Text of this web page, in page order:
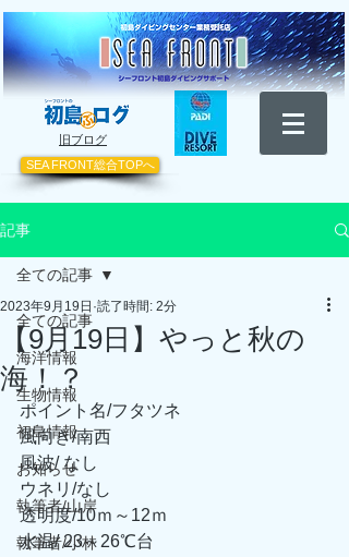
​旧ブログ
SEA FRONT総合TOPへ
記事
全ての記事
海洋情報
生物情報
初島情報
お知らせ
執筆者/山岸
執筆者/小林
全ての記事
【9月19日】やっと秋の
海！？
2023年9月19日 読了時間: 2分
ポイント名/フタツネ
風向き/南西
風波/ なし
ウネリ/なし
透明度/10ｍ～12ｍ
水温/ 23～26℃台